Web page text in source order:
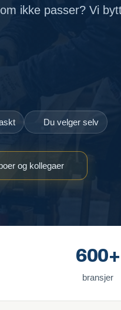
ikke passer? Vi
Du velger selv
og kollegaer
600+
bransjer